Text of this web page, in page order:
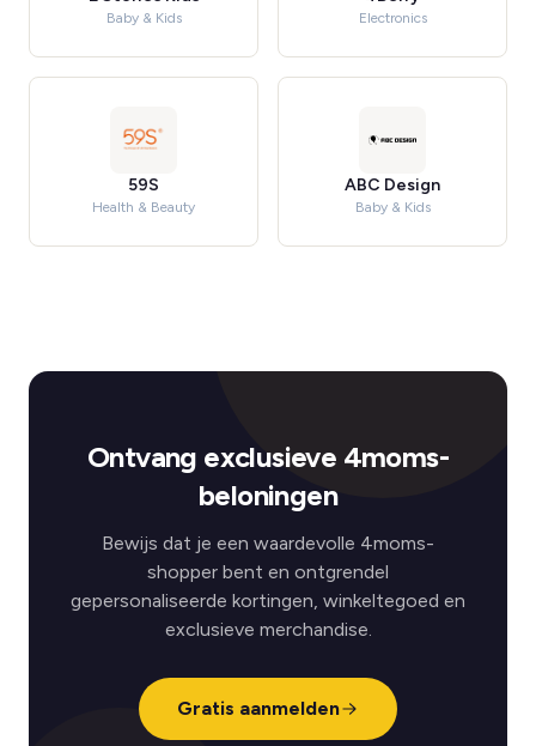
Baby & Kids Electronics
59S
Health & Beauty
ABC Design
Baby & Kids
Ontvang exclusieve 4moms-
beloningen
Bewijs dat je een waardevolle 4moms-
shopper bent en ontgrendel
gepersonaliseerde kortingen, winkeltegoed en
exclusieve merchandise.
Gratis aanmelden